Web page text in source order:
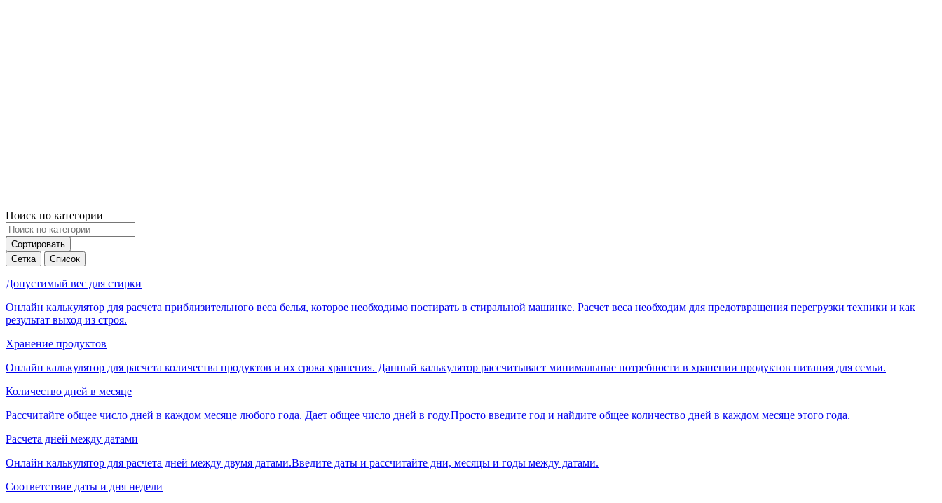
Поиск по категории
Сортировать
Сетка
Список
Допустимый вес для стирки
Онлайн калькулятор для расчета приблизительного веса белья, которое необходимо постирать в стиральной машинке. Расчет веса необходим для предотвращения перегрузки техники и как
результат выход из строя.
Хранение продуктов
Онлайн калькулятор для расчета количества продуктов и их срока хранения. Данный калькулятор рассчитывает минимальные потребности в хранении продуктов питания для семьи.
Количество дней в месяце
Рассчитайте общее число дней в каждом месяце любого года. Дает общее число дней в году.Просто введите год и найдите общее количество дней в каждом месяце этого года.
Расчета дней между датами
Онлайн калькулятор для расчета дней между двумя датами.Введите даты и рассчитайте дни, месяцы и годы между датами.
Соответствие даты и дня недели